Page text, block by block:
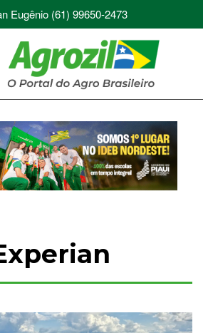
Eugênio (61) 99650-2473